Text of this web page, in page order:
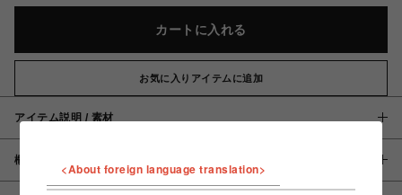
カートに入れる
お気に入りアイテムに追加
アイテム説明 / 素材
概要
<About foreign language translation>